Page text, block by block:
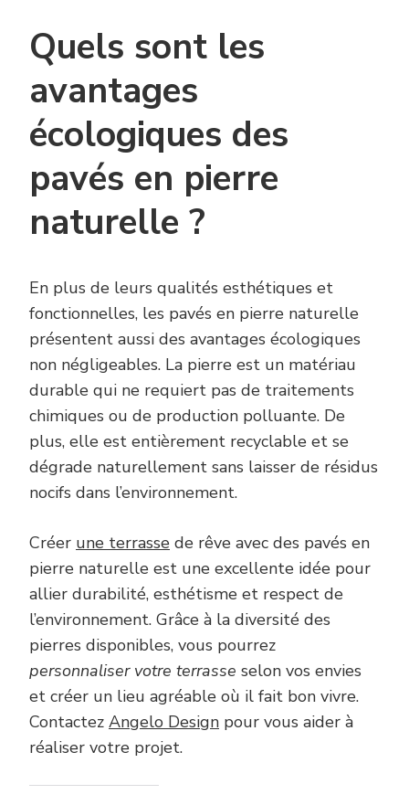
Quels sont les
avantages
écologiques des
pavés en pierre
naturelle ?
En plus de leurs qualités esthétiques et
fonctionnelles, les pavés en pierre naturelle
présentent aussi des avantages écologiques
non négligeables. La pierre est un matériau
durable qui ne requiert pas de traitements
chimiques ou de production polluante. De
plus, elle est entièrement recyclable et se
dégrade naturellement sans laisser de résidus
nocifs dans l’environnement.
Créer une terrasse de rêve avec des pavés en
pierre naturelle est une excellente idée pour
allier durabilité, esthétisme et respect de
l’environnement. Grâce à la diversité des
pierres disponibles, vous pourrez
personnaliser votre terrasse selon vos envies
et créer un lieu agréable où il fait bon vivre.
Contactez Angelo Design pour vous aider à
réaliser votre projet.